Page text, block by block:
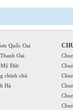
Quốc Oai
Oai
Mỹ Đức
chính chủ
Hà